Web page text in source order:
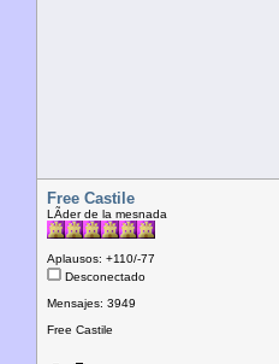
Free Castile
LÃ­der de la mesnada
Aplausos: +110/-77
Desconectado
Mensajes: 3949
Free Castile